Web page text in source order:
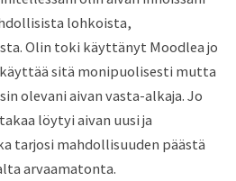
lohkoista,
Olin toki käyttänyt Moodlea jo
sitä monipuolisesti mutta
olevani aivan vasta-alkaja. Jo
löytyi aivan uusi ja
tarjosi mahdollisuuden päästä
arvaamatonta.